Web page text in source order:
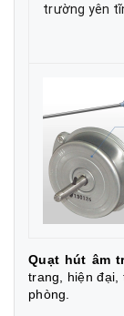
trường yên
Quạt hút âm
trang, hiện đại,
phòng.